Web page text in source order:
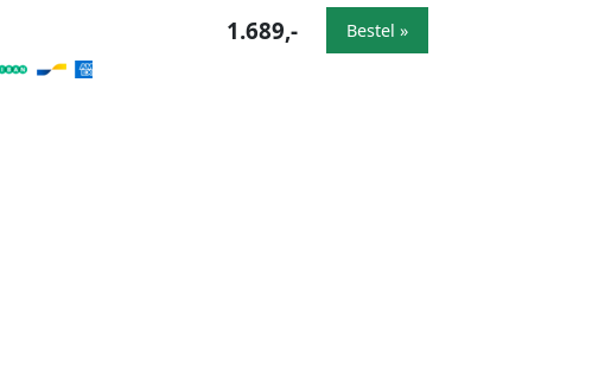
1.689,- Bestel »